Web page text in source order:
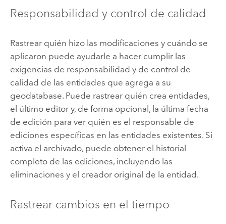
Responsabilidad y control de calidad
Rastrear quién hizo las modificaciones y cuándo se
aplicaron puede ayudarle a hacer cumplir las
exigencias de responsabilidad y de control de
calidad de las entidades que agrega a su
geodatabase. Puede rastrear quién crea entidades,
el último editor y, de forma opcional, la última fecha
de edición para ver quién es el responsable de
ediciones específicas en las entidades existentes. Si
activa el archivado, puede obtener el historial
completo de las ediciones, incluyendo las
eliminaciones y el creador original de la entidad.
Rastrear cambios en el tiempo